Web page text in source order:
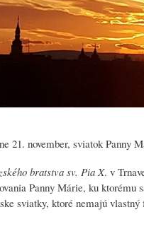
21. november, sviatok Panny
bratstva sv. Pia X. v
Panny Márie, ku
sviatky, ktoré nemajú vlastný